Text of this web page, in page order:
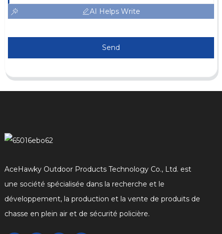
AI Helps Write
Send
AceHawky Outdoor Products Technology Co., Ltd. est
une société spécialisée dans la recherche et le
développement, la production et la vente de produits de
chasse en plein air et de sécurité policière.